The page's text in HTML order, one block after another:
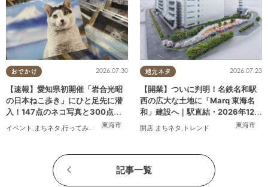
おでかけ
東海市
2026.07.30
【速報】愛知県初開催「岩合光昭
の日本ねこ歩き」にひと足先に潜
入！147点のネコ写真と300点以
上のグッズに癒されてきた／ちた
まる広告
イベント , まちネタ ,行ってみたレポ ,ちたまる広告,ペット,トレンド
地元ネタ
東海市
2026.07.23
【開業】ついに判明！名鉄名和駅
西の広大な土地に「Marq 東海名
和」建設へ｜駅直結・2026年12月
着工予定
開店, まちネタ , トレンド
記事一覧